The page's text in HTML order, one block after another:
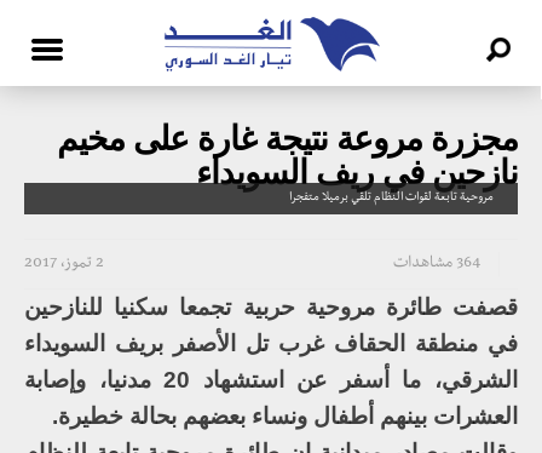
مجزرة مروعة نتيجة غارة على مخيم
نازحين في ريف السويداء
مروحية تابعة لقوات النظام تلقي برميلا متفجرا
2 تموز، 2017 364 مشاهدات
قصفت طائرة مروحية حربية تجمعا سكنيا للنازحين
في منطقة الحقاف غرب تل الأصفر بريف السويداء
الشرقي، ما أسفر عن استشهاد 20 مدنيا، وإصابة
العشرات بينهم أطفال ونساء بعضهم بحالة خطيرة.